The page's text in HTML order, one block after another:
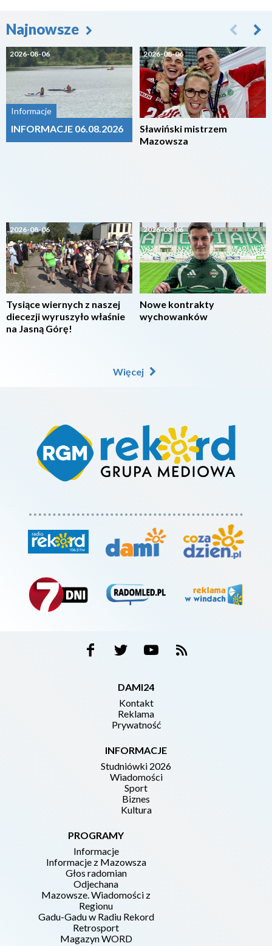
Najnowsze
2026-08-06
Informacje
INFORMACJE 06.08.2026
2026-08-06
Tysiące wiernych z naszej
diecezji wyruszyło właśnie
na Jasną Górę!
2026-08-06
Sławiński mistrzem
Mazowsza
2026-08-06
Nowe kontrakty
wychowanków
Więcej
DAMI24
Kontakt
Reklama
Prywatność
INFORMACJE
Studniówki 2026
Wiadomości
Sport
Biznes
Kultura
PROGRAMY
Informacje
Informacje z Mazowsza
Głos radomian
Odjechana
Mazowsze. Wiadomości z
Regionu
Gadu-Gadu w Radiu Rekord
Retrosport
Magazyn WORD